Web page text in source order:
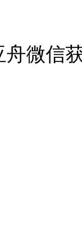
舟微信